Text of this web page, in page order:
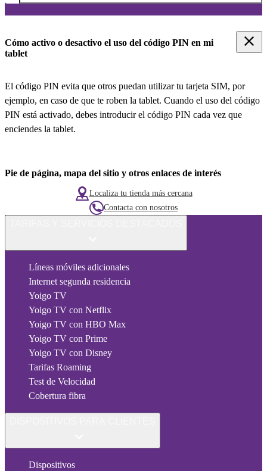
Cómo activo o desactivo el uso del código PIN en mi
tablet
El código PIN evita que otros puedan utilizar tu tarjeta SIM, por
ejemplo, en caso de que te roben la tablet. Cuando el uso del código
PIN está activado, debes introducir el código PIN cada vez que
enciendes la tablet.
Pie de página, mapa del sitio y otros enlaces de interés
Localiza tu tienda más cercana
Contacta con nosotros
Líneas móviles adicionales
Internet segunda residencia
Yoigo TV
Yoigo TV con Netflix
Yoigo TV con HBO Max
Yoigo TV con Prime
Yoigo TV con Disney
Tarifas Roaming
Test de Velocidad
Cobertura fibra
Dispositivos